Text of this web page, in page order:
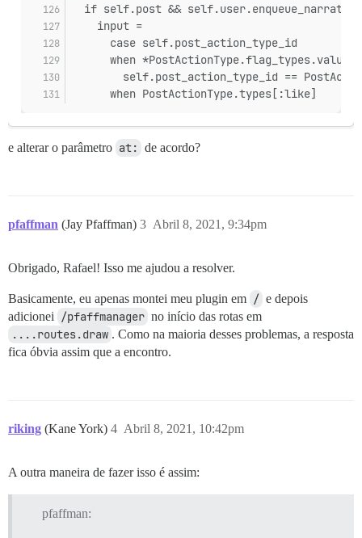
if self.post &&
    input =
      case self.post_action_type_id
      when *PostActionType.flag_types.values
self.post_action_type_id ==
      when PostActionType.types[:like]
e alterar o parâmetro at: de acordo?
pfaffman (Jay Pfaffman) Abril 8, 2021, 9:34pm
3
Obrigado, Rafael! Isso me ajudou a resolver.
Basicamente, eu apenas montei meu plugin em / e depois
adicionei
/pfaffmanager no início das rotas em
....routes.draw . Como na maioria desses problemas, a resposta
fica óbvia assim que a encontro.
riking (Kane York) Abril 8, 2021, 10:42pm
4
A outra maneira de fazer isso é assim:
pfaffman: